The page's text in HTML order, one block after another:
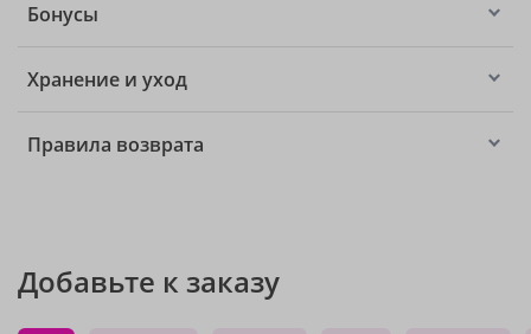
Бонусы
Хранение и уход
Правила возврата
Добавьте к заказу